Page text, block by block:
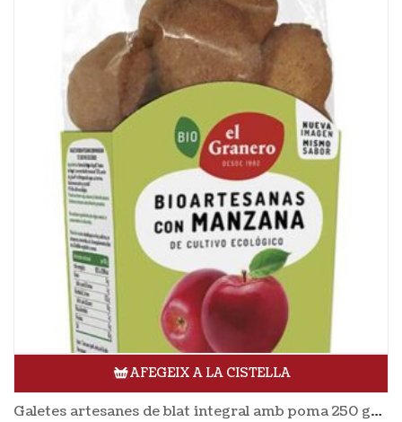
AFEGEIX A LA CISTELLA
Galetes artesanes de blat integral amb poma 250 gr EL GRANERO